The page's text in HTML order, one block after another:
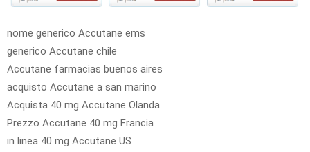
nome generico Accutane ems
generico Accutane chile
Accutane farmacias buenos aires
acquisto Accutane a san marino
Acquista 40 mg Accutane Olanda
Prezzo Accutane 40 mg Francia
in linea 40 mg Accutane US